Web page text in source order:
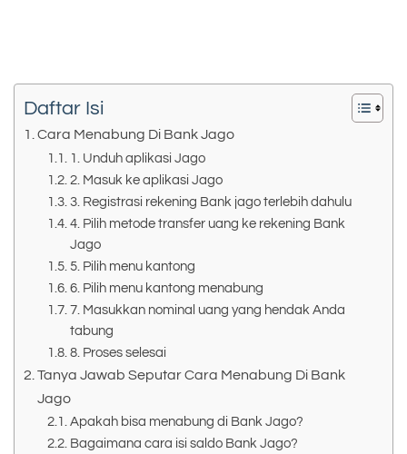
Daftar Isi
Cara Menabung Di Bank Jago
1. Unduh aplikasi Jago
2. Masuk ke aplikasi Jago
3. Registrasi rekening Bank jago terlebih dahulu
4. Pilih metode transfer uang ke rekening Bank
Jago
5. Pilih menu kantong
6. Pilih menu kantong menabung
7. Masukkan nominal uang yang hendak Anda
tabung
8. Proses selesai
Tanya Jawab Seputar Cara Menabung Di Bank
Jago
Apakah bisa menabung di Bank Jago?
Bagaimana cara isi saldo Bank Jago?